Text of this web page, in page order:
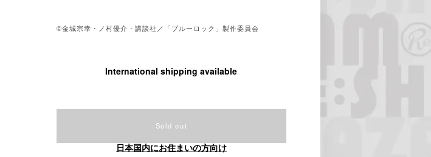
©金城宗幸・ノ村優介・講談社／「ブルーロック」製作委員会
International shipping available
Sold out
日本国内にお住まいの方向け